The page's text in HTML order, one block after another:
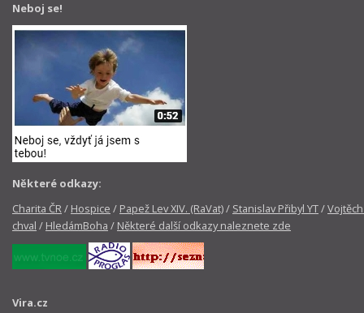
Neboj se!
Některé odkazy:
Charita ČR/ Hospice / Papež Lev XIV. (RaVat)/ Stanislav Přibyl YT/
chval / HledámBoha / Některé další odkazy naleznete zde
Vira.cz